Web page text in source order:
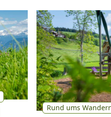
Rund ums